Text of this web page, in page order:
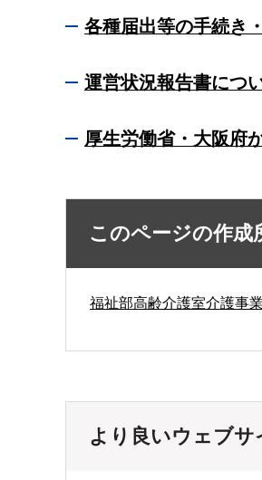
各種届出等の手続き
運営状況報告書につ
厚生労働省・大阪府
このページの作成
福祉部高齢介護室介護事
より良いウェブ